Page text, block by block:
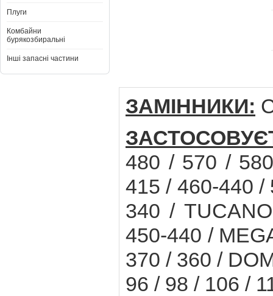
Плуги
Комбайни
бурякозбиральні
Інші запасні частини
ЗАМІННИКИ:
480 / 570 /
415 / 460-440 /
340 /
450-440 /
370 / 360 /
96 / 98 / 106 /